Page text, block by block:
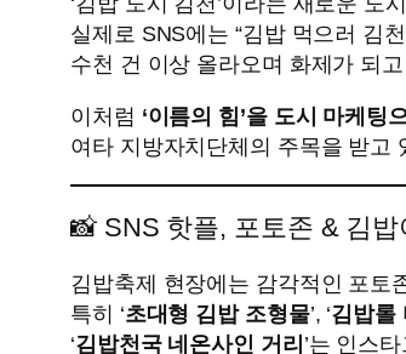
실제로 SNS에는 “김밥 먹으러 김
수천 건 이상 올라오며 화제가 되
이처럼 ‘이름의 힘’을 도시 마케팅
여타 지방자치단체의 주목을 받고
📸 SNS 핫플, 포토존 & 김밥
김밥축제 현장에는 감각적인 포토
특히 ‘초대형 김밥 조형물’, ‘김밥롤
‘김밥천국 네온사인 거리 ’는 인스